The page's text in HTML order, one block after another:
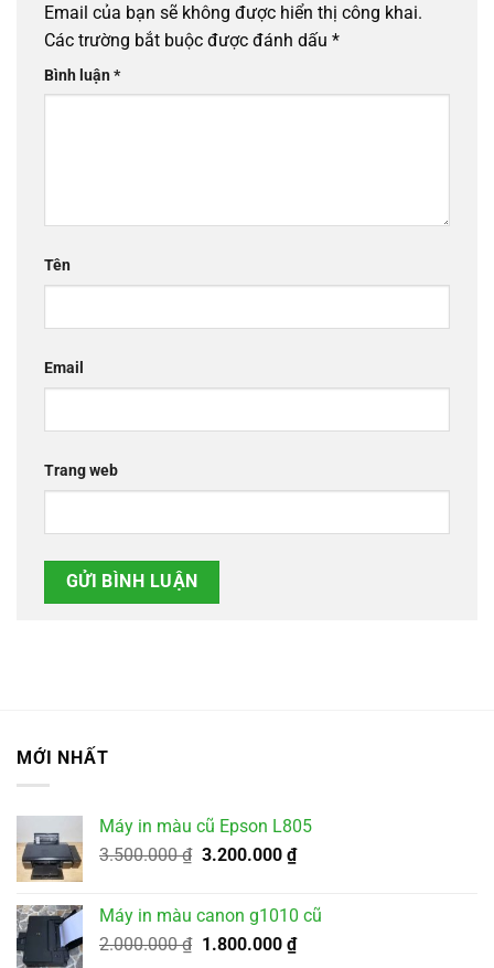
Email của bạn sẽ không được hiển thị công khai.
Các trường bắt buộc được đánh dấu *
Bình luận*
Tên
Email
Trang web
MỚI NHẤT
Máy in màu cũ Epson L805
3.500.000₫ Giá
3.500.000 ₫.
3.200.000 ₫Giá
là:
3.200.000 ₫.
Máy in màu canon g1010 cũ
2.000.000₫ Giá
1.800.000 ₫Giá